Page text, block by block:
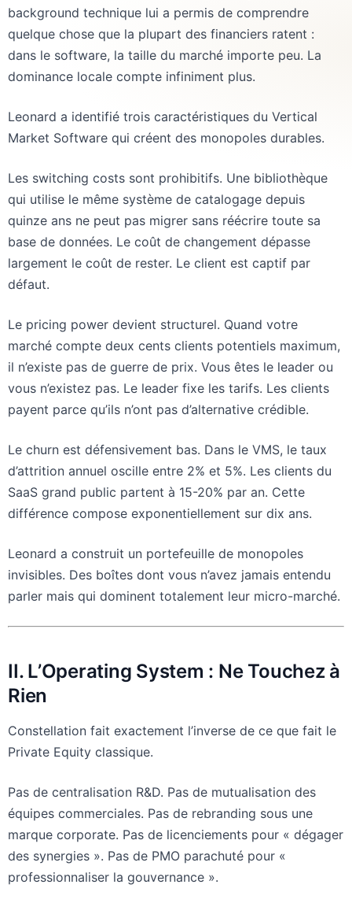
background technique lui a permis de comprendre
quelque chose que la plupart des financiers ratent :
dans le software, la taille du marché importe peu. La
dominance locale compte infiniment plus.
Leonard a identifié trois caractéristiques du Vertical
Market Software qui créent des monopoles durables.
Les switching costs sont prohibitifs. Une bibliothèque
qui utilise le même système de catalogage depuis
quinze ans ne peut pas migrer sans réécrire toute sa
base de données. Le coût de changement dépasse
largement le coût de rester. Le client est captif par
défaut.
Le pricing power devient structurel. Quand votre
marché compte deux cents clients potentiels maximum,
il n’existe pas de guerre de prix. Vous êtes le leader ou
vous n’existez pas. Le leader fixe les tarifs. Les clients
payent parce qu’ils n’ont pas d’alternative crédible.
Le churn est défensivement bas. Dans le VMS, le taux
d’attrition annuel oscille entre 2% et 5%. Les clients du
SaaS grand public partent à 15-20% par an. Cette
différence compose exponentiellement sur dix ans.
Leonard a construit un portefeuille de monopoles
invisibles. Des boîtes dont vous n’avez jamais entendu
parler mais qui dominent totalement leur micro-marché.
II. L’Operating System : Ne Touchez à
Rien
Constellation fait exactement l’inverse de ce que fait le
Private Equity classique.
Pas de centralisation R&D. Pas de mutualisation des
équipes commerciales. Pas de rebranding sous une
marque corporate. Pas de licenciements pour « dégager
des synergies ». Pas de PMO parachuté pour «
professionnaliser la gouvernance ».